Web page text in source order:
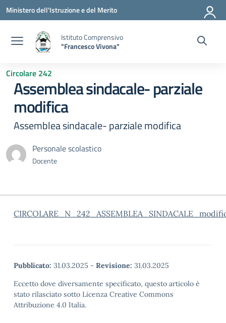
Vai ai contenuti
Vai al menu di navigazione
Vai al footer
Ministero dell'Istruzione e del Merito
Istituto Comprensivo
"Francesco Vivona"
Circolare 242
Assemblea sindacale- parziale
modifica
Assemblea sindacale- parziale modifica
Personale scolastico
Docente
Pubblicato: 31.03.2025 - Revisione: 31.03.2025
Eccetto dove diversamente specificato, questo articolo è
stato rilasciato sotto Licenza Creative Commons
Attribuzione 4.0 Italia.